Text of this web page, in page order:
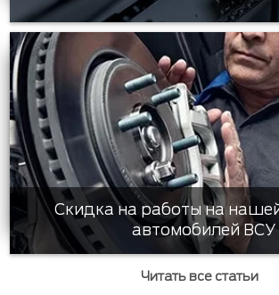
Скидка на работы на
автомобилей ВСУ
Читать все статьи